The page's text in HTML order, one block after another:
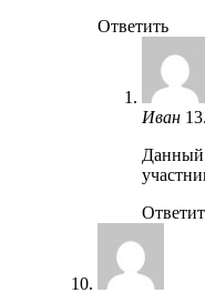
Ответить
Иван
Данный